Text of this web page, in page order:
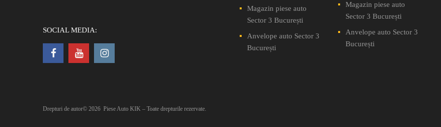
SOCIAL MEDIA:
Magazin piese auto
Sector 3 București
Anvelope auto Sector 3
București
Magazin piese auto
Sector 3 București
Anvelope auto Sector 3
București
Drepturi de autor© 2026 Piese Auto KIK – Toate drepturile rezervate.